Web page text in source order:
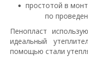
простотой в
по
Пенопласт
идеальный
помощью стали